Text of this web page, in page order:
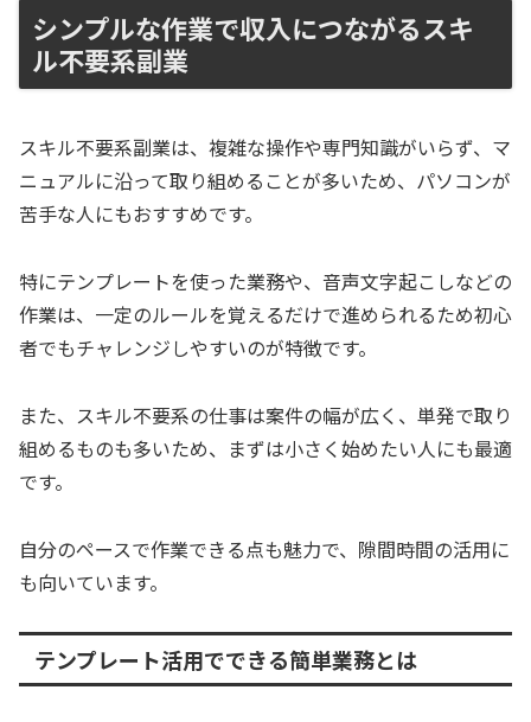
シンプルな作業で収入につながるスキ
ル不要系副業
スキル不要系副業は、複雑な操作や専門知識がいらず、マ
ニュアルに沿って取り組めることが多いため、パソコンが
苦手な人にもおすすめです。
特にテンプレートを使った業務や、音声文字起こしなどの
作業は、一定のルールを覚えるだけで進められるため初心
者でもチャレンジしやすいのが特徴です。
また、スキル不要系の仕事は案件の幅が広く、単発で取り
組めるものも多いため、まずは小さく始めたい人にも最適
です。
自分のペースで作業できる点も魅力で、隙間時間の活用に
も向いています。
テンプレート活用でできる簡単業務とは